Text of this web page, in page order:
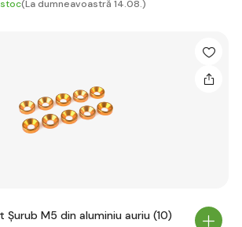
(La dumneavoastră 14.08.)
Șurub M5 din aluminiu auriu (10)